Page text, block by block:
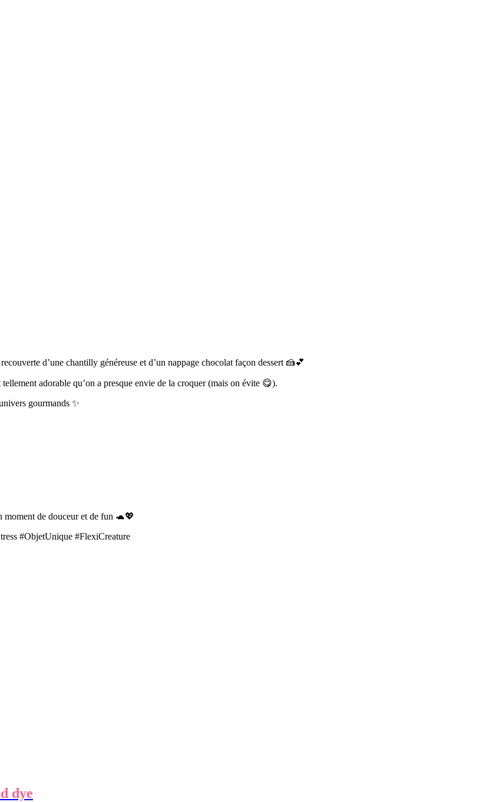
d’une chantilly généreuse et d’un nappage chocolat façon dessert 🍰💕
adorable qu’on a presque envie de la croquer (mais on évite 😋).
gourmands ✨
de douceur et de fun 🐢💖
#ObjetUnique #FlexiCreature
dye